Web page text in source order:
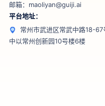
邮箱： maoliyan@guiji.ai
平台地址：
常州市武进区常武中路18-67
中以常州创新园10号楼6楼